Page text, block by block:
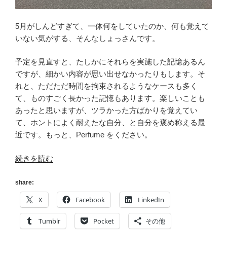
5月がしんどすぎて、一体何をしていたのか、何も覚えて
いない気がする、そんなしょっさんです。
予定を見直すと、たしかにそれらを実施した記憶あるん
ですが、細かい内容が思い出せなかったりもします。そ
れと、ただただ時間を拘束されるようなケースも多く
て、ものすごく長かった記憶もあります。楽しいことも
あったと思いますが、ツラかった方ばかりを覚えてい
て、ホントによく耐えたな自分、と自分を褒め称える最
近です。もっと、Perfume をください。
“[
]
Perfume
FES!!
前
続きを読む
share:
X Facebook LinkedIn
Tumblr Pocket その他